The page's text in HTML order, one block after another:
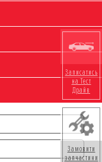
Записатись
на Тест
Драйв
Замовити
запчастини